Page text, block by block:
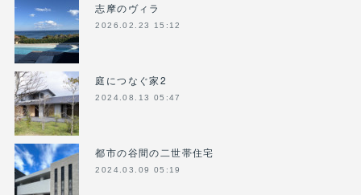
志摩のヴィラ
2026.02.23 15:12
庭につなぐ家2
2024.08.13 05:47
都市の谷間の二世帯住宅
2024.03.09 05:19